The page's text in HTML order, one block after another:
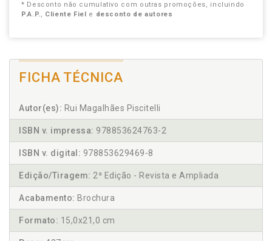
* Desconto não cumulativo com outras promoções, incluindo
P.A.P., Cliente Fiel e desconto de autores
FICHA TÉCNICA
Autor(es): Rui Magalhães Piscitelli
ISBN v. impressa: 978853624763-2
ISBN v. digital: 978853629469-8
Edição/Tiragem: 2ª Edição - Revista e Ampliada
Acabamento: Brochura
Formato: 15,0x21,0 cm